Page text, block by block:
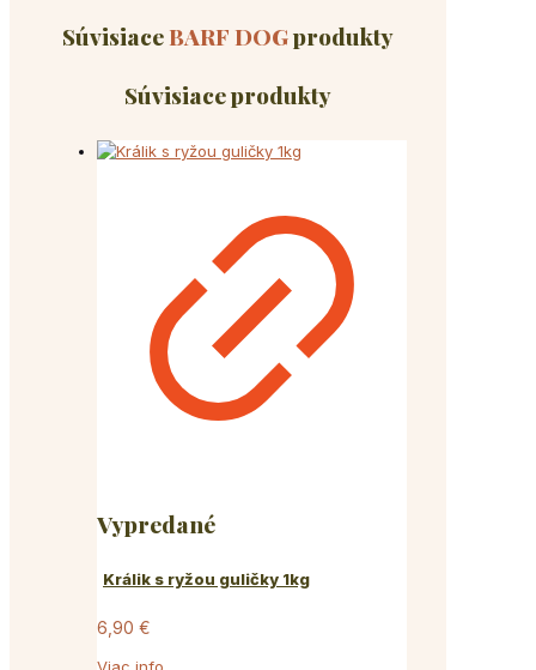
SúvisiaceBARF DOGprodukty
Súvisiace produkty
Vypredané
Králik s ryžou guličky 1kg
6,90 €
Viac info